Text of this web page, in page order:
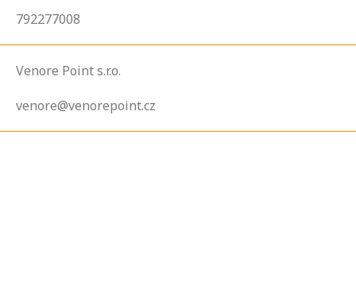
792277008
Venore Point s.r.o.
venore@venorepoint.cz